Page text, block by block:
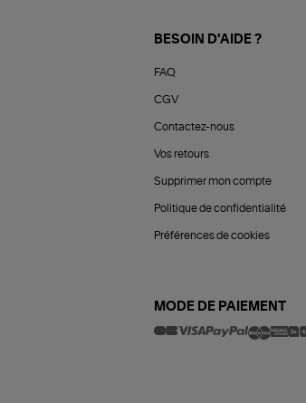
BESOIN D'AIDE ?
FAQ
CGV
Contactez-nous
Vos retours
Supprimer mon compte
Politique de confidentialité
Préférences de cookies
MODE DE PAIEMENT